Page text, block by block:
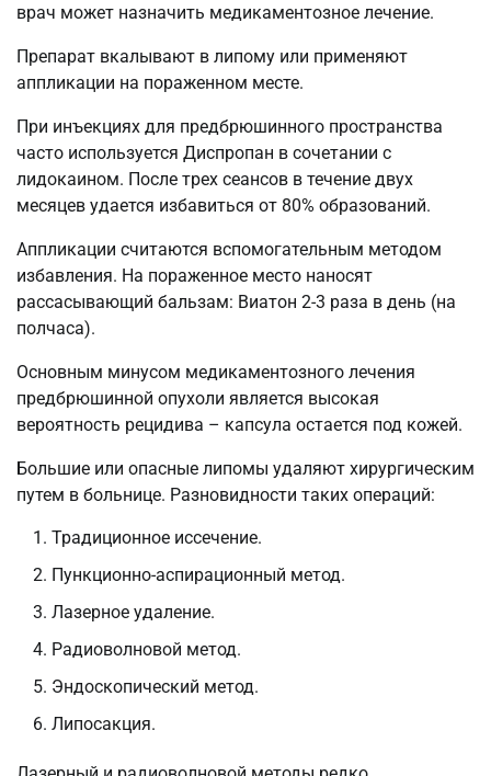
врач может назначить медикаментозное лечение.
Препарат вкалывают в липому или применяют
аппликации на пораженном месте.
При инъекциях для предбрюшинного пространства
часто используется Диспропан в сочетании с
лидокаином. После трех сеансов в течение двух
месяцев удается избавиться от 80% образований.
Аппликации считаются вспомогательным методом
избавления. На пораженное место наносят
рассасывающий бальзам: Виатон 2-3 раза в день (на
полчаса).
Основным минусом медикаментозного лечения
предбрюшинной опухоли является высокая
вероятность рецидива – капсула остается под кожей.
Большие или опасные липомы удаляют хирургическим
путем в больнице. Разновидности таких операций:
Традиционное иссечение.
Пункционно-аспирационный метод.
Лазерное удаление.
Радиоволновой метод.
Эндоскопический метод.
Липосакция.